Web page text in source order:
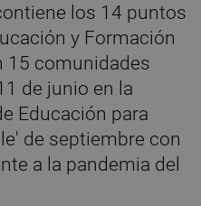
los 14 puntos
y Formación
15 comunidades
de junio en la
Educación para
de septiembre con
a la pandemia del